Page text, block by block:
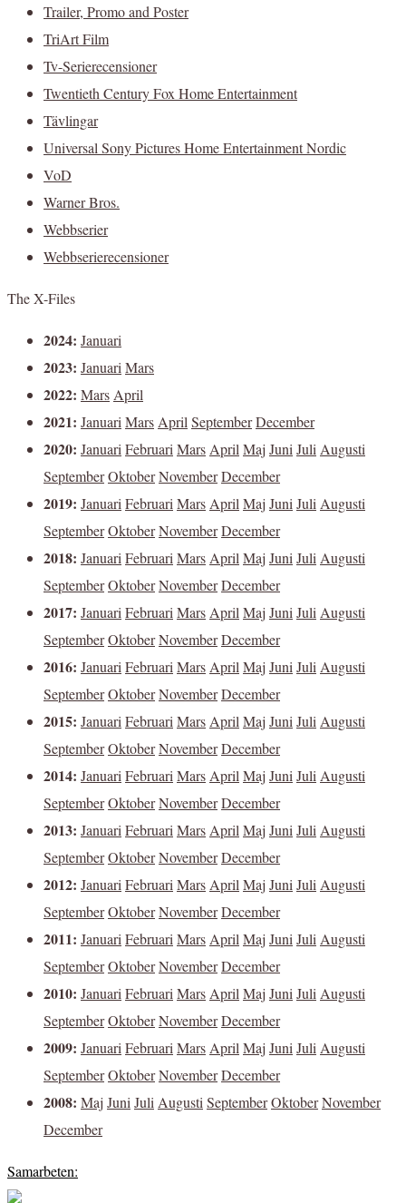
Trailer, Promo and Poster
TriArt Film
Tv-Serierecensioner
Twentieth Century Fox Home Entertainment
Tävlingar
Universal Sony Pictures Home Entertainment Nordic
VoD
Warner Bros.
Webbserier
Webbserierecensioner
The X-Files
2024: Januari
2023: Januari Mars
2022: Mars April
2021: Januari Mars April SeptemberDecember
2020: Januari Februari Mars April Maj Juni Juli Augusti
SeptemberOktoberNovemberDecember
2019: Januari Februari Mars April Maj Juni Juli Augusti
SeptemberOktoberNovemberDecember
2018: Januari Februari Mars April Maj Juni Juli Augusti
SeptemberOktoberNovemberDecember
2017: Januari Februari Mars April Maj Juni Juli Augusti
SeptemberOktoberNovemberDecember
2016: Januari Februari Mars April Maj Juni Juli Augusti
SeptemberOktoberNovemberDecember
2015: Januari Februari Mars April Maj Juni Juli Augusti
SeptemberOktoberNovemberDecember
2014: Januari Februari Mars April Maj Juni Juli Augusti
SeptemberOktoberNovemberDecember
2013: Januari Februari Mars April Maj Juni Juli Augusti
SeptemberOktoberNovemberDecember
2012: Januari Februari Mars April Maj Juni Juli Augusti
SeptemberOktoberNovemberDecember
2011: Januari Februari Mars April Maj Juni Juli Augusti
SeptemberOktoberNovemberDecember
2010: Januari Februari Mars April Maj Juni Juli Augusti
SeptemberOktoberNovemberDecember
2009: Januari Februari Mars April Maj Juni Juli Augusti
SeptemberOktoberNovemberDecember
2008: Maj Juni Juli Augusti SeptemberOktoberNovember
December
Samarbeten: